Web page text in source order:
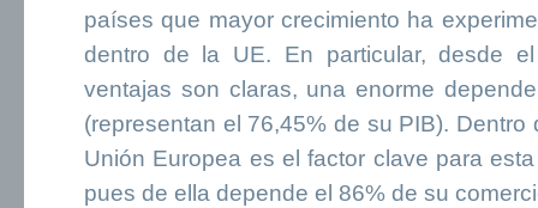
países que mayor crecimiento ha
dentro de la UE. En particular, desde
ventajas son claras, una enorme
(representan el 76,45% de su PIB). Dentro
Unión Europea es el factor clave para
pues de ella depende el 86% de su